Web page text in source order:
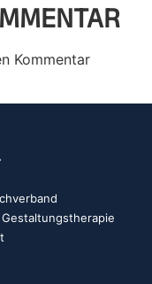
Kommentar
Gestaltungstherapie